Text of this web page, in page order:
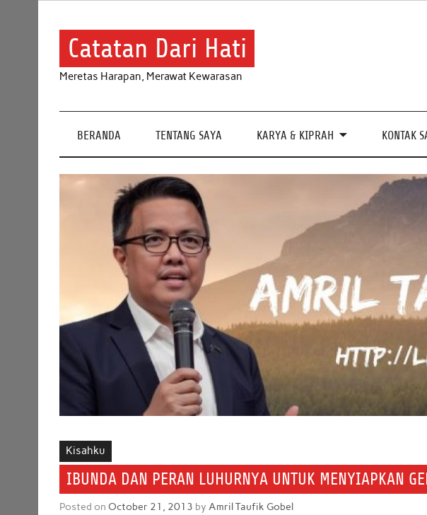
Catatan Dari Hati
Meretas Harapan, Merawat Kewarasan
BERANDA TENTANG SAYA KARYA & KIPRAH KONTAK
Kisahku
IBUNDA DAN PERAN LUHURNYA UNTUK MENYIAPKAN
Posted on October 21, 2013 byAmril Taufik Gobel